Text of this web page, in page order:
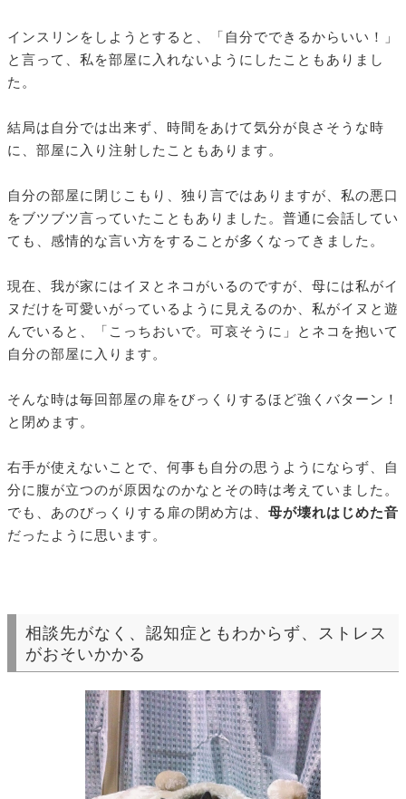
インスリンをしようとすると、「自分でできるからいい！」
と言って、私を部屋に入れないようにしたこともありまし
た。
結局は自分では出来ず、時間をあけて気分が良さそうな時
に、部屋に入り注射したこともあります。
自分の部屋に閉じこもり、独り言ではありますが、私の悪口
をブツブツ言っていたこともありました。普通に会話してい
ても、感情的な言い方をすることが多くなってきました。
現在、我が家にはイヌとネコがいるのですが、母には私がイ
ヌだけを可愛いがっているように見えるのか、私がイヌと遊
んでいると、「こっちおいで。可哀そうに」とネコを抱いて
自分の部屋に入ります。
そんな時は毎回部屋の扉をびっくりするほど強くバターン！
と閉めます。
右手が使えないことで、何事も自分の思うようにならず、自
分に腹が立つのが原因なのかなとその時は考えていました。
でも、あのびっくりする扉の閉め方は、 母が壊れはじめた音
だったように思います。
相談先がなく、認知症ともわからず、ストレス
がおそいかかる